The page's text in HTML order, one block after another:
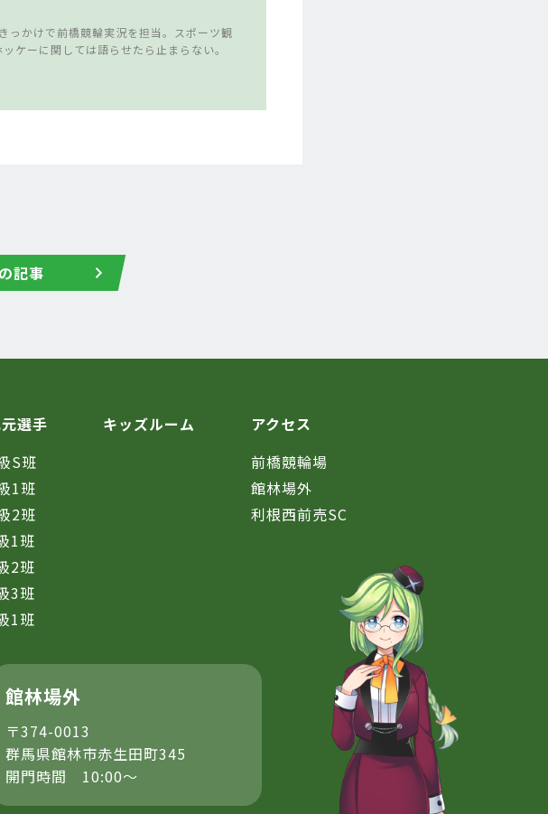
っかけで前橋競輪実況を担当。スポーツ観
ケーに関しては語らせたら止まらない。
記事
選手
S班
1班
2班
1班
2班
3班
1班
キッズルーム
アクセス
前橋競輪場
館林場外
利根西前売SC
館林場外
〒374-0013
群馬県館林市赤生田町345
開門時間 10:00～